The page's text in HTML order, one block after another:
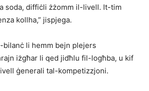
soda, diffiċli żżomm il-livell. It-tim
kollha,” jispjega.
bilanċ li hemm bejn plejers
iżgħar li qed jidħlu fil-logħba, u kif
ġenerali tal-kompetizzjoni.